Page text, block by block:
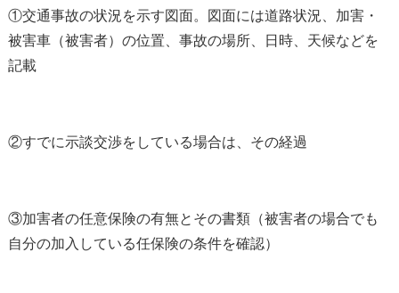
①交通事故の状況を示す図面。図面には道路状況、加害・
被害車（被害者）の位置、事故の場所、日時、天候などを
記載
②すでに示談交渉をしている場合は、その経過
③加害者の任意保険の有無とその書類（被害者の場合でも
自分の加入している任保険の条件を確認）